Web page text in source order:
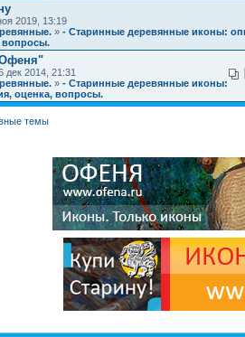
2019, 13:19
» - Старинные деревянные иконы:
вопросы.
дек 2014, 21:31
» - Старинные деревянные иконы:
оценка, вопросы.
темы